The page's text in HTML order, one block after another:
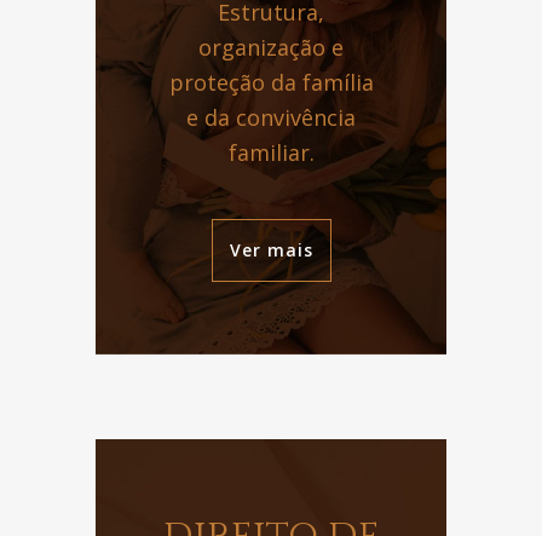
Estrutura,
organização e
proteção da família
e da convivência
familiar.
Ver mais